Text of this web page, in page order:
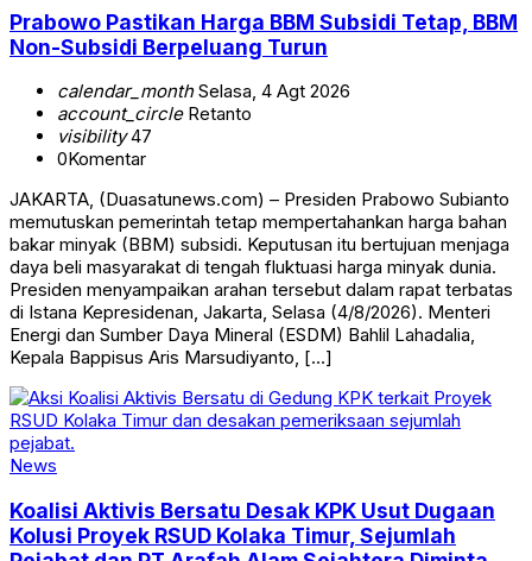
Prabowo Pastikan Harga BBM Subsidi Tetap, BBM
Non-Subsidi Berpeluang Turun
calendar_monthSelasa, 4 Agt 2026
account_circleRetanto
visibility47
0Komentar
JAKARTA, (Duasatunews.com) – Presiden Prabowo Subianto
memutuskan pemerintah tetap mempertahankan harga bahan
bakar minyak (BBM) subsidi. Keputusan itu bertujuan menjaga
daya beli masyarakat di tengah fluktuasi harga minyak dunia.
Presiden menyampaikan arahan tersebut dalam rapat terbatas
di Istana Kepresidenan, Jakarta, Selasa (4/8/2026). Menteri
Energi dan Sumber Daya Mineral (ESDM) Bahlil Lahadalia,
Kepala Bappisus Aris Marsudiyanto, […]
News
Koalisi Aktivis Bersatu Desak KPK Usut Dugaan
Kolusi Proyek RSUD Kolaka Timur, Sejumlah